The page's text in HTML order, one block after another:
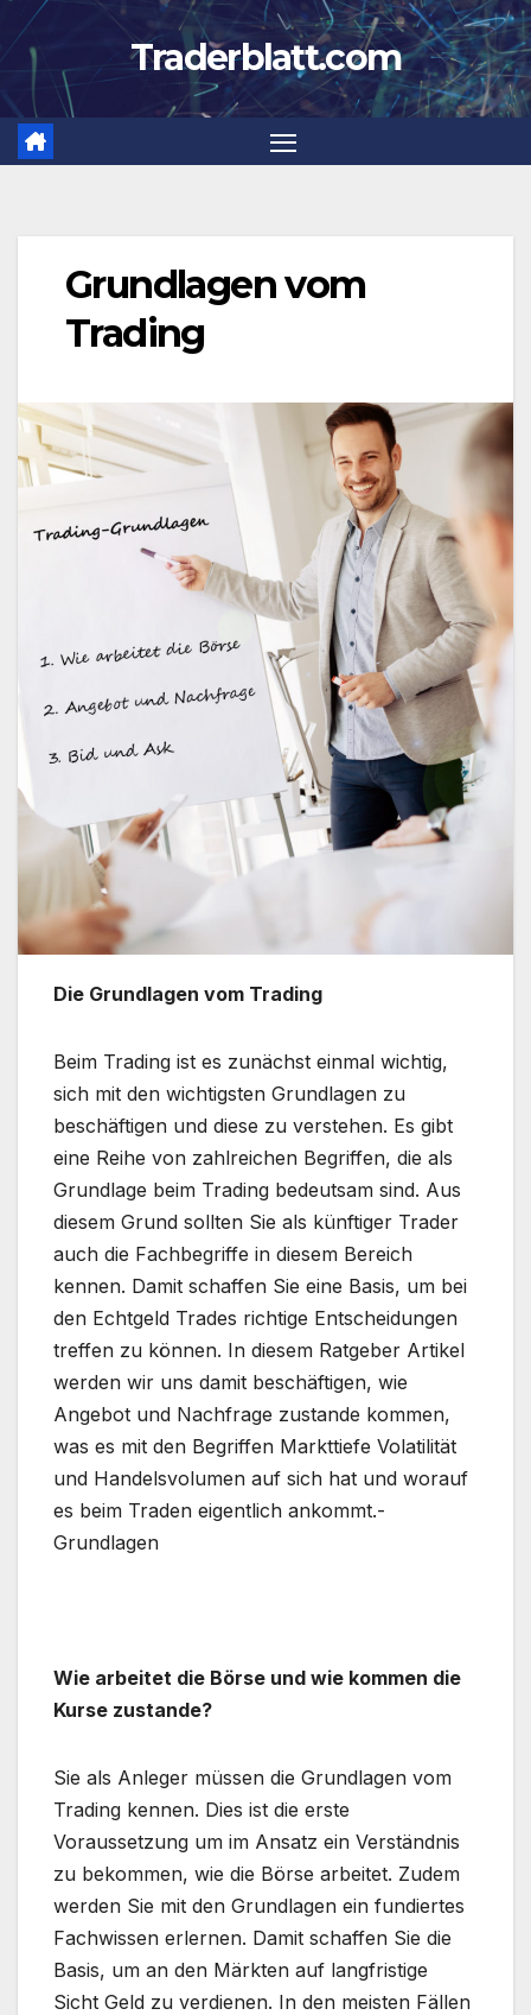
Zum
Inhalt
springen
Traderblatt.com
Grundlagen vom
Trading
Die Grundlagen vom Trading
Beim Trading ist es zunächst einmal wichtig,
sich mit den wichtigsten Grundlagen zu
beschäftigen und diese zu verstehen. Es gibt
eine Reihe von zahlreichen Begriffen, die als
Grundlage beim Trading bedeutsam sind. Aus
diesem Grund sollten Sie als künftiger Trader
auch die Fachbegriffe in diesem Bereich
kennen. Damit schaffen Sie eine Basis, um bei
den Echtgeld Trades richtige Entscheidungen
treffen zu können. In diesem Ratgeber Artikel
werden wir uns damit beschäftigen, wie
Angebot und Nachfrage zustande kommen,
was es mit den Begriffen Markttiefe Volatilität
und Handelsvolumen auf sich hat und worauf
es beim Traden eigentlich ankommt.-
Grundlagen
Wie arbeitet die Börse und wie kommen die
Kurse zustande?
Sie als Anleger müssen die Grundlagen vom
Trading kennen. Dies ist die erste
Voraussetzung um im Ansatz ein Verständnis
zu bekommen, wie die Börse arbeitet. Zudem
werden Sie mit den Grundlagen ein fundiertes
Fachwissen erlernen. Damit schaffen Sie die
Basis, um an den Märkten auf langfristige
Sicht Geld zu verdienen. In den meisten Fällen